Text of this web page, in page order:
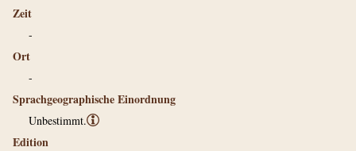
Zeit
-
Ort
-
Sprachgeographische Einordnung
Unbestimmt.ⓘ
Edition